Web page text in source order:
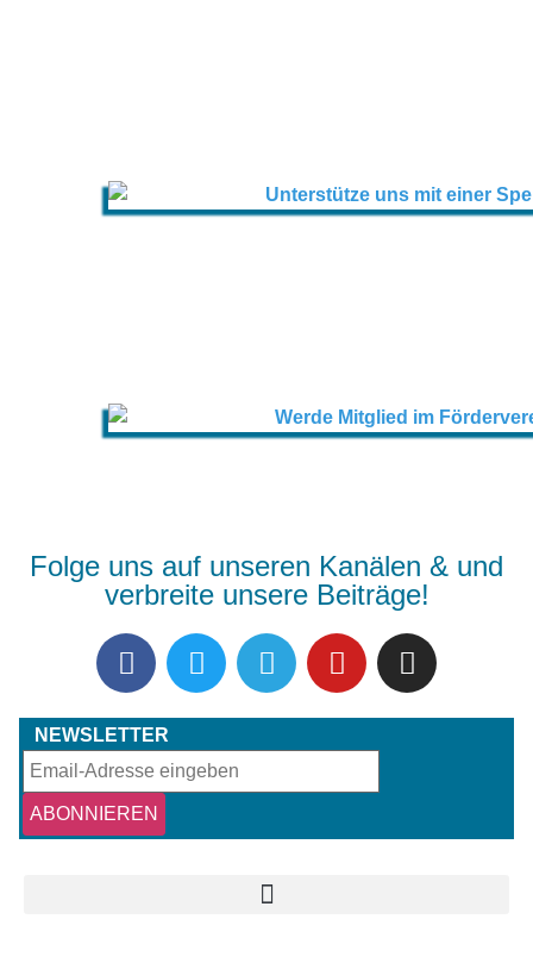
Folge uns auf unseren Kanälen & und
verbreite unsere Beiträge!
NEWSLETTER